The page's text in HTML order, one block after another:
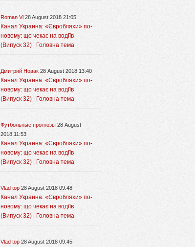
Roman Vi 28 August 2018 21:05
Канал Украина: «Євробляхи» по-
новому: що чекає на водіїв
(Випуск 32) | Головна тема
Дмитрий Новак 28 August 2018 13:40
Канал Украина: «Євробляхи» по-
новому: що чекає на водіїв
(Випуск 32) | Головна тема
Футбольные прогнозы 28 August
2018 11:53
Канал Украина: «Євробляхи» по-
новому: що чекає на водіїв
(Випуск 32) | Головна тема
Vlad top 28 August 2018 09:48
Канал Украина: «Євробляхи» по-
новому: що чекає на водіїв
(Випуск 32) | Головна тема
Vlad top 28 August 2018 09:45